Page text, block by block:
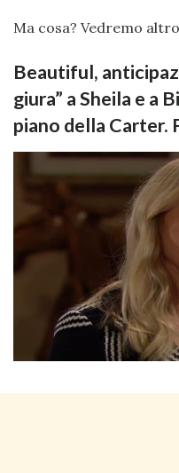
Ma cosa? Vedremo
Beautiful,
giura” a Sheila e a
piano della Carter.